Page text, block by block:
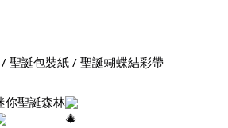
聖誕包裝紙 / 聖誕蝴蝶結彩帶
你聖誕森林